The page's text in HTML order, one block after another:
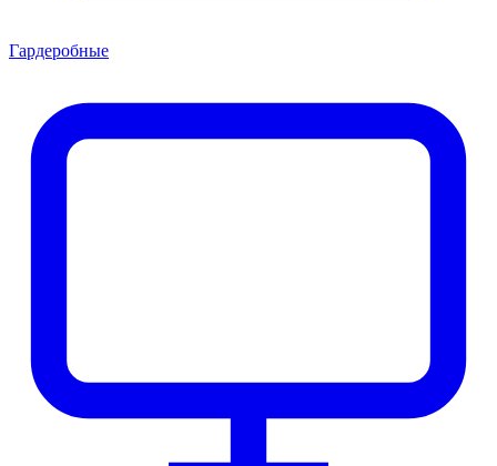
Гардеробные